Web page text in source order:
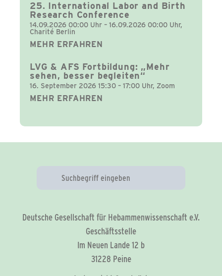
25. International Labor and Birth
Research Conference
14.09.2026 00:00 Uhr – 16.09.2026 00:00 Uhr,
Charité Berlin
MEHR ERFAHREN
LVG & AFS Fortbildung: „Mehr
sehen, besser begleiten“
16. September 2026 15:30 – 17:00 Uhr, Zoom
MEHR ERFAHREN
Deutsche Gesellschaft für Hebammenwissenschaft e.V.
Geschäftsstelle
Im Neuen Lande 12 b
31228 Peine